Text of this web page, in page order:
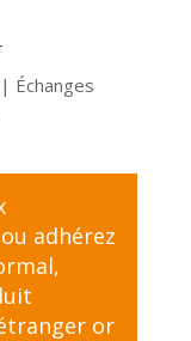
| Échanges
ou adhérez
,
or